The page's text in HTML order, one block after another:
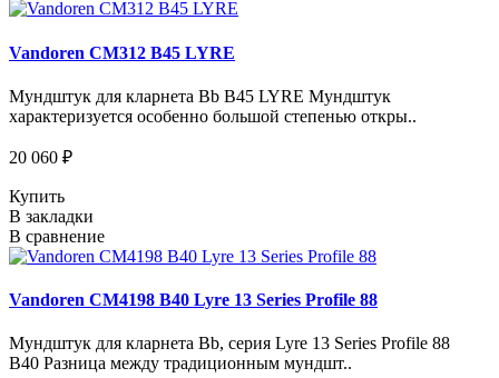
Vandoren CM312 B45 LYRE
Мундштук для кларнета Bb B45 LYRE Мундштук
характеризуется особенно большой степенью откры..
20 060 ₽
Купить
В закладки
В сравнение
Vandoren CM4198 B40 Lyre 13 Series Profile 88
Мундштук для кларнета Bb, серия Lyre 13 Series Profile 88
B40 Разница между традиционным мундшт..